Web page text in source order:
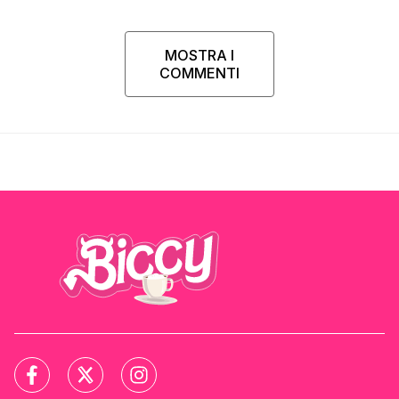
MOSTRA I
COMMENTI